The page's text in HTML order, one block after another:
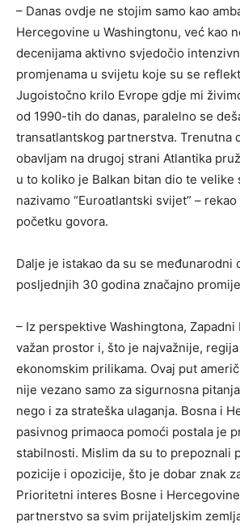
– Danas ovdje ne stojim samo kao
Hercegovine u Washingtonu, već kao
decenijama aktivno svjedočio
promjenama u svijetu koje su se
Jugoistočno krilo Evrope gdje mi
od 1990-tih do danas, paralelno se
transatlantskog partnerstva. Trenutna
obavljam na drugoj strani Atlantika
u to koliko je Balkan bitan dio te velike
nazivamo “Euroatlantski svijet” –
početku govora.
Dalje je istakao da su se međunarodni
posljednjih 30 godina značajno
– Iz perspektive Washingtona, Zapadni
važan prostor i, što je najvažnije,
ekonomskim prilikama. Ovaj put
nije vezano samo za sigurnosna
nego i za strateška ulaganja. Bosna i
pasivnog primaoca pomoći postala je
stabilnosti. Mislim da su to prepoznali
pozicije i opozicije, što je dobar znak
Prioritetni interes Bosne i
partnerstvo sa svim prijateljskim